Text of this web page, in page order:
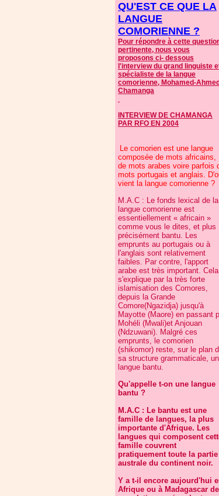
QU'EST CE QUE LA
LANGUE
COMORIENNE ?
Pour répondre à cette
pertinente, nous vous
proposons ci- dessous
l'interview du grand linguiste
spécialiste de la langue
comorienne, Mohamed-Ahmed
Chamanga
INTERVIEW DE CHAMANGA
PAR RFO EN 2004
Le comorien est une langue
composée de mots africains,
de mots arabes voire parfois
mots portugais et anglais.
vient la langue comorienne ?
M.A.C : Le fonds lexical de la
langue comorienne est
essentiellement « africain »
comme vous le dites, et plus
précisément bantu. Les
emprunts au portugais ou à
l'anglais sont relativement
faibles. Par contre, l'apport
arabe est très important. Cela
s'explique par la très forte
islamisation des Comores,
depuis la Grande
Comore(Ngazidja) jusqu'à
Mayotte (Maore) en passant
Mohéli (Mwali)et Anjouan
(Ndzuwani). Malgré ces
emprunts, le comorien
(shikomor) reste, sur le plan
sa structure grammaticale,
langue bantu.
Qu'appelle t-on une langue
bantu ?
M.A.C : Le bantu est une
famille de langues, la plus
importante d'Afrique. Les
langues qui composent
famille couvrent
pratiquement toute la partie
australe du continent noir.
Y a t-il encore aujourd'hui
Afrique ou à Madagascar